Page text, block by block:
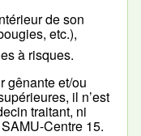
de son
etc.),
à risques.
gênante et/ou
il n’est
traitant, ni
Centre 15.